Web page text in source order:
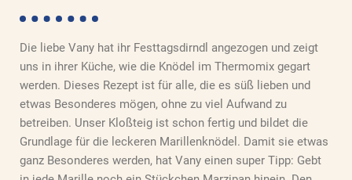
Die liebe Vany hat ihr Festtagsdirndl angezogen und zeigt
uns in ihrer Küche, wie die Knödel im Thermomix gegart
werden. Dieses Rezept ist für alle, die es süß lieben und
etwas Besonderes mögen, ohne zu viel Aufwand zu
betreiben. Unser Kloßteig ist schon fertig und bildet die
Grundlage für die leckeren Marillenknödel. Damit sie etwas
ganz Besonderes werden, hat Vany einen super Tipp: Gebt